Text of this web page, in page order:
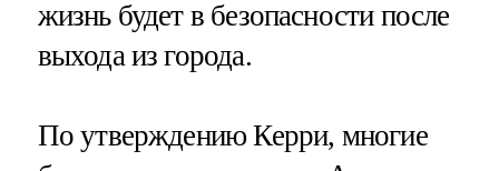
жизнь будет в безопасности после
выхода из города.
По утверждению Керри, многие